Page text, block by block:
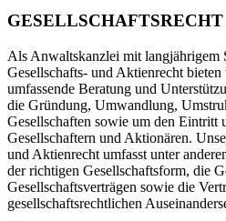
GESELLSCHAFTSRECHT
Als Anwaltskanzlei mit langjährigem
Gesellschafts- und Aktienrecht
umfassende Beratung und
die Gründung, Umwandlung,
Gesellschaften sowie um den Eintritt
Gesellschaftern und Aktionären.
und Aktienrecht umfasst unter
der richtigen Gesellschaftsform, die
Gesellschaftsverträgen sowie die
gesellschaftsrechtlichen